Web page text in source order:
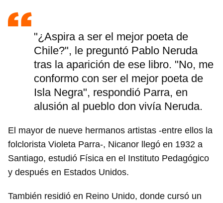
"¿Aspira a ser el mejor poeta de
Chile?", le preguntó Pablo Neruda
tras la aparición de ese libro. "No, me
conformo con ser el mejor poeta de
Isla Negra", respondió Parra, en
alusión al pueblo don vivía Neruda.
El mayor de nueve hermanos artistas -entre ellos la
folclorista Violeta Parra-, Nicanor llegó en 1932 a
Santiago, estudió Física en el Instituto Pedagógico
y después en Estados Unidos.
También residió en Reino Unido, donde cursó un